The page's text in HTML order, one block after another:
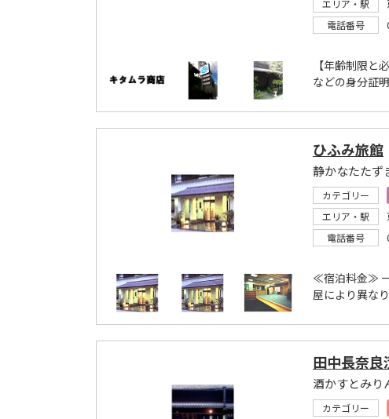
エリア・駅
電話番号
【年齢制限
などの身分証
ひふみ旅館
静かなたたず
カテゴリー
エリア・駅
電話番号
≪宿泊料金≫
屋により異な
田中長奈良
酒かすとみり
カテゴリー